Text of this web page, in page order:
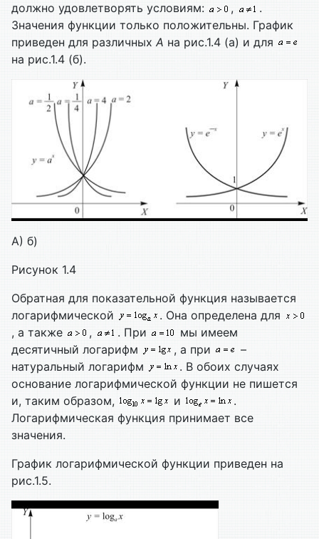
должно удовлетворять условиям:
,
.
Значения функции только положительны. График
приведен для различных А на рис.1.4 (а) и для
на рис.1.4 (б).
A) б)
Рисунок 1.4
Обратная для показательной функция называется
логарифмической
. Она определена для
, а также
, . При
мы имеем
десятичный логарифм
, а при
–
натуральный логарифм
. В обоих случаях
основание логарифмической функции не пишется
и, таким образом,
и
.
Логарифмическая функция принимает все
значения.
График логарифмической функции приведен на
рис.1.5.